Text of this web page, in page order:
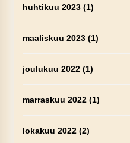
huhtikuu 2023(1)
maaliskuu 2023(1)
joulukuu 2022(1)
marraskuu 2022(1)
lokakuu 2022(2)